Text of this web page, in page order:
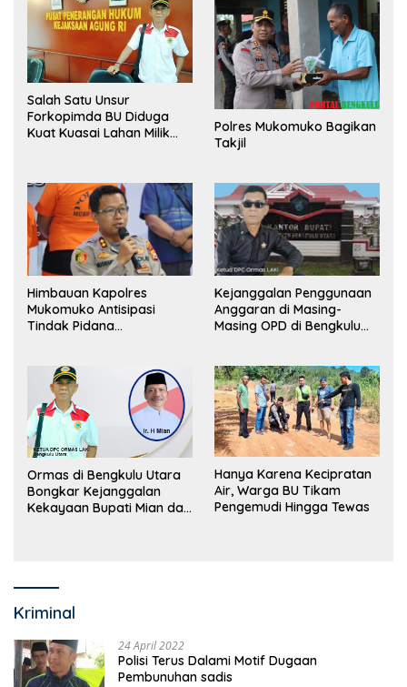
Salah Satu Unsur
Forkopimda BU Diduga
Kuat Kuasai Lahan Milik
Polres Mukomuko Bagikan
Takjil
Himbauan Kapolres
Mukomuko Antisipasi
Tindak Pidana
Kejanggalan Penggunaan
Anggaran di Masing-
Masing OPD di Bengkulu
Ormas di Bengkulu Utara
Bongkar Kejanggalan
Kekayaan Bupati Mian dan
Hanya Karena Kecipratan
Air, Warga BU Tikam
Pengemudi Hingga Tewas
Kriminal
24 April 2022
Polisi Terus Dalami Motif Dugaan
Pembunuhan sadis